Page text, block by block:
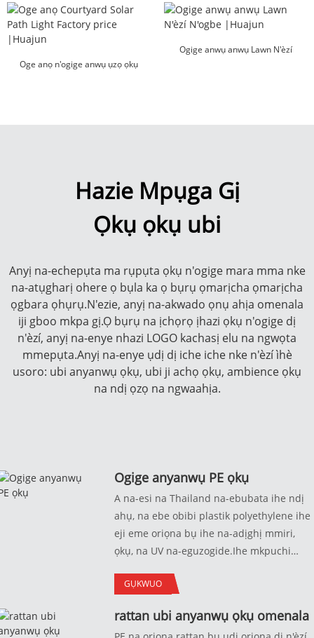
Oge anọ n'ogige anwụ ụzọ ọkụ
Ogige anwụ anwụ Lawn N'èzí
Hazie Mpụga Gị
Ọkụ ọkụ ubi
Anyị na-echepụta ma rụpụta ọkụ n'ogige mara mma nke
na-atụgharị ohere ọ bụla ka ọ bụrụ ọmarịcha ọmarịcha
ọgbara ọhụrụ.N'ezie, anyị na-akwado ọnụ ahịa omenala
iji gboo mkpa gị.Ọ bụrụ na ịchọrọ ịhazi ọkụ n'ogige dị
n'èzí, anyị na-enye nhazi LOGO kachasị elu na ngwọta
mmepụta.Anyị na-enye ụdị dị iche iche nke n'èzí ìhè
usoro: ubi anyanwụ ọkụ, ubi ji achọ ọkụ, ambience ọkụ
na ndị ọzọ na ngwaahịa.
Ogige anyanwụ PE ọkụ
A na-esi na Thailand na-ebubata ihe ndị
ahụ, na ebe obibi plastik polyethylene ihe
eji eme oriọna bụ ihe na-adịghị mmiri,
ọkụ, na UV na-eguzogide.Ihe mkpuchi
mmetụta dị iche iche.Mbupu sitere na ụlọ
na nkwado maka ịhazi ya.Ọ bụrụ na afọ
GỤKWUO
rattan ubi anyanwụ ọkụ omenala